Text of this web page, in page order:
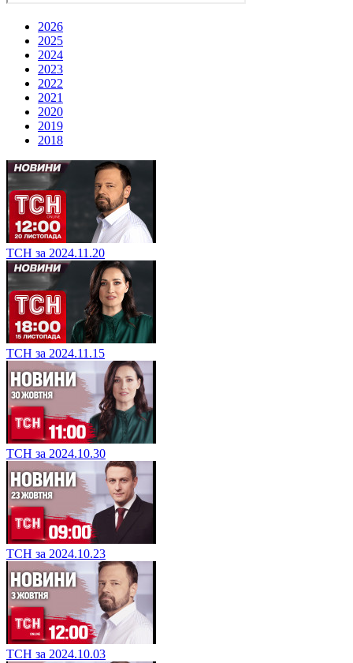
2026
2025
2024
2023
2022
2021
2020
2019
2018
ТСН за 2024.11.20
ТСН за 2024.11.15
ТСН за 2024.10.30
ТСН за 2024.10.23
ТСН за 2024.10.03